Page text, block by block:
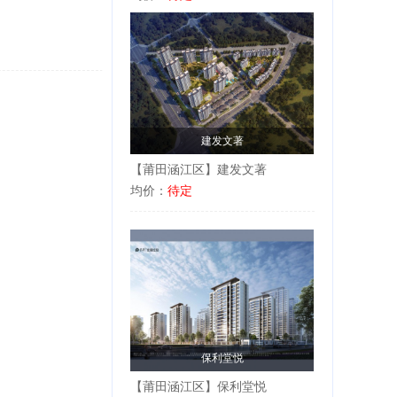
建发文著
【莆田涵江区】建发文著
均价： 待定
保利堂悦
【莆田涵江区】保利堂悦